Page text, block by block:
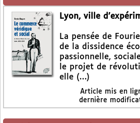
Lyon, ville
La pensée de
de la dissidence
passionnelle,
le projet de
elle (…)
Article mis en
dernière